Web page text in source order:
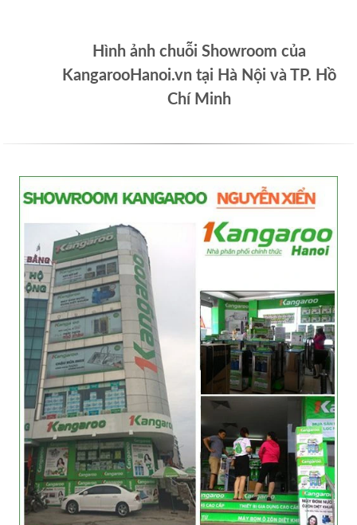
Hình ảnh chuỗi Showroom của
KangarooHanoi.vn tại Hà Nội và TP. Hồ
Chí Minh